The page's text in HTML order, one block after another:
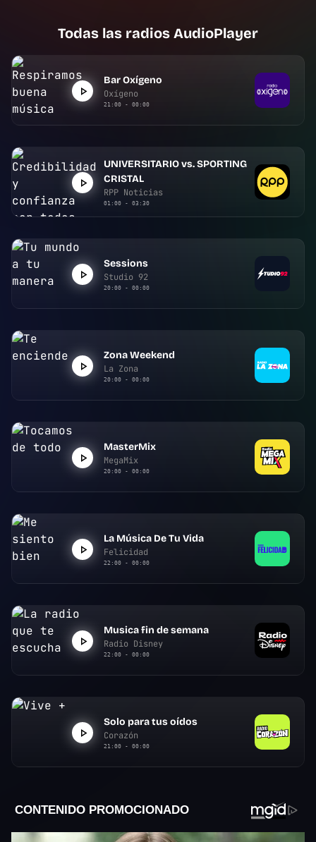
Todas las radios AudioPlayer
Bar Oxígeno
Oxígeno
21:00 - 00:00
UNIVERSITARIO vs. SPORTING
CRISTAL
RPP Noticias
01:00 - 03:30
Sessions
Studio 92
20:00 - 00:00
Zona Weekend
La Zona
20:00 - 00:00
MasterMix
MegaMix
20:00 - 00:00
La Música De Tu Vida
Felicidad
22:00 - 00:00
Musica fin de semana
Radio Disney
22:00 - 00:00
Solo para tus oídos
Corazón
21:00 - 00:00